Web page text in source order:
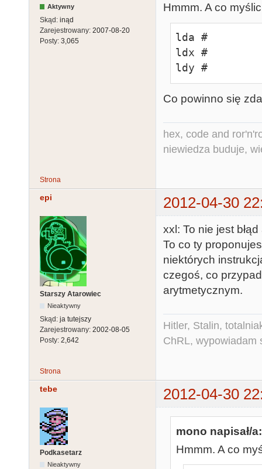
Aktywny
Skąd: inąd
Zarejestrowany: 2007-08-20
Posty: 3,065
Hmmm. A co
lda #
ldx #
ldy #
Co powinno się
hex, code and
niewiedza buduje,
Strona
epi 2012-04-30
Starszy Atarowiec
Nieaktywny
Skąd: ja tutejszy
Zarejestrowany: 2002-08-05
Posty: 2,642
xxl: To nie jest
To co ty
niektórych
czegoś, co
arytmetycznym.
Hitler, Stalin,
ChRL, wypowiadam
Strona
tebe 2012-04-30
Podkasetarz
Nieaktywny
mono napisał/a:
Hmmm. A co